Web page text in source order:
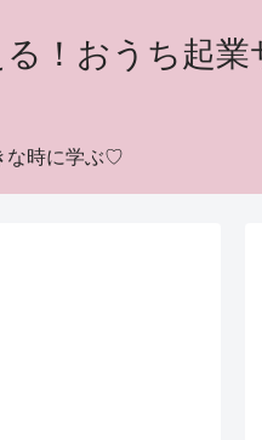
！おうち起業
な時に学ぶ♡